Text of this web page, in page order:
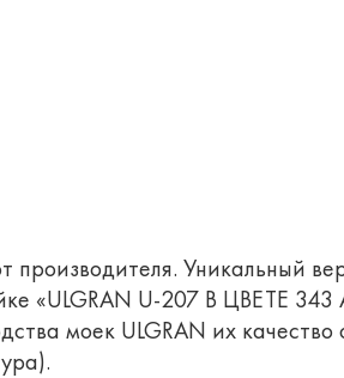
Уникальный
«ULGRAN U-207 В ЦВЕТЕ
моек ULGRAN их